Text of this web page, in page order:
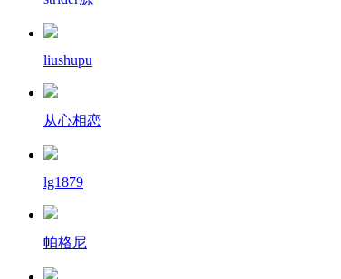
liushupu
从心相恋
lg1879
帕格尼